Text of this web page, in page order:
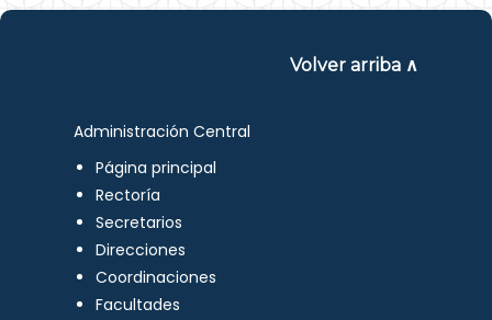
Volver arriba ∧
Administración Central
Página principal
Rectoría
Secretarios
Direcciones
Coordinaciones
Facultades